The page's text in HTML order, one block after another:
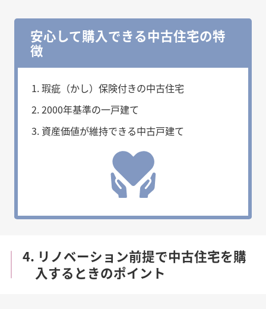
安心して購入できる中古住宅の特
徴
瑕疵（かし）保険付きの中古住宅
2000年基準の一戸建て
資産価値が維持できる中古戸建て
4. リノベーション前提で中古住宅を購
入するときのポイント